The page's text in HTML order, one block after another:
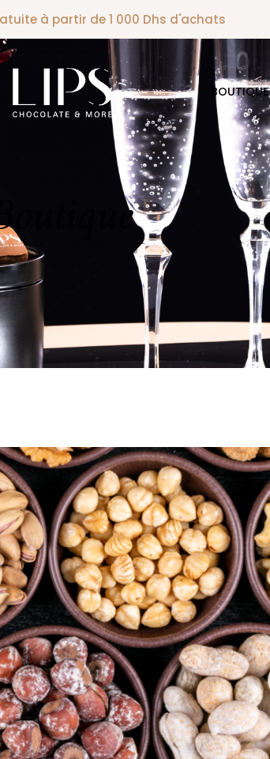
à partir de 1 000 Dhs d'achats
BOUTIQUE